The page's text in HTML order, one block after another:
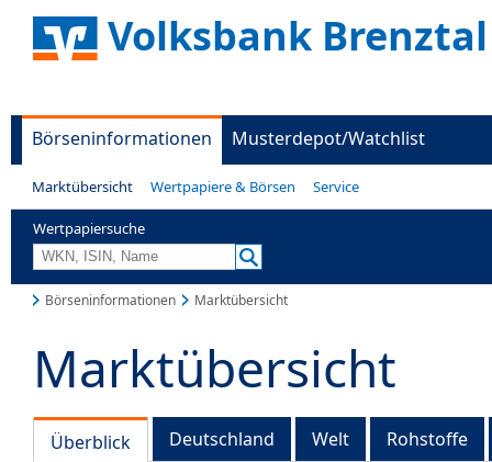
Volksbank Brenztal
Börseninformationen Musterdepot/Watchlist
Marktübersicht Wertpapiere & Börsen Service
Wertpapiersuche
Börseninformationen Marktübersicht
Marktübersicht
Überblick Deutschland Welt Rohstoffe